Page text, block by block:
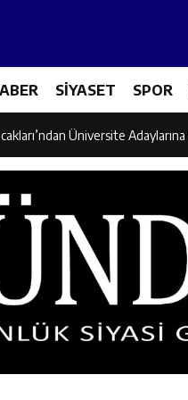
SİYASET SPOR
Bilgi Yarışmasının
Üniversite
Canpolat ve Kaya,
Mehmet Furkan Taşkıran,
Hafızlarına Ziyaret: Burhan